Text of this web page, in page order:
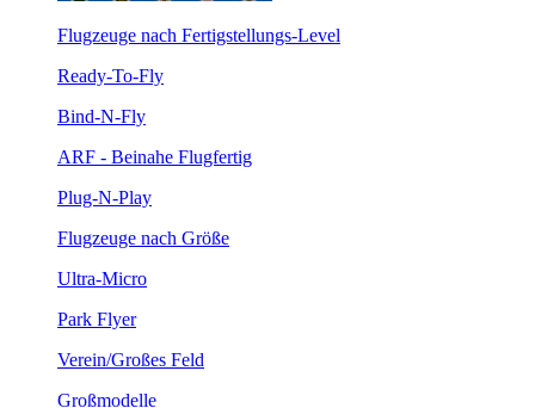
Flugzeuge nach Fertigstellungs-Level
Ready-To-Fly
Bind-N-Fly
ARF - Beinahe Flugfertig
Plug-N-Play
Flugzeuge nach Größe
Ultra-Micro
Park Flyer
Verein/Großes Feld
Großmodelle